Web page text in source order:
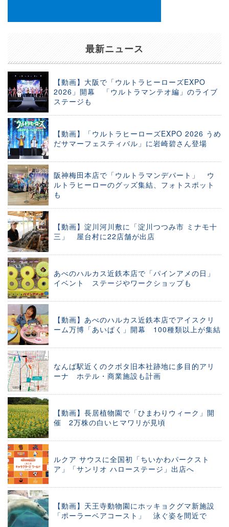
最新ニュース
【動画】大阪で「ウルトラヒーローズEXPO
2026」開幕 「ウルトラマンテオ編」のライブ
ステージも
【動画】「ウルトラヒーローズEXPO 2026 うめ
だサマーフェスティバル」に岩崎碧さん登場
阪神梅田本店で「ウルトラマンデパート」 ウ
ルトラヒーローのグッズ集結、フォトスポット
も
【動画】淀川河川敷に「淀川つつみ市 ミナモ十
三」 屋台村に22店舗が出店
あべのハルカス近鉄本店で「パインアメの日」
イベント ステージやワークショップも
【動画】あべのハルカス近鉄本店でアイスクリ
ーム万博「あいぱく」開幕 100種類以上が集結
なんば駅近くのクボタ旧本社跡地に多目的アリ
ーナ ホテル・商業施設も計画
【動画】長居植物園で「ひまわりウィーク」開
催 2万株の白いヒマワリが見頃
ルクア サウスに全国初「ちいかわパークスト
ア」「サンリオ ハローステージ」出店へ
【動画】天王寺動物園にホッキョクグマ新施設
「ポーラーベアコースト」 泳ぐ姿を間近で